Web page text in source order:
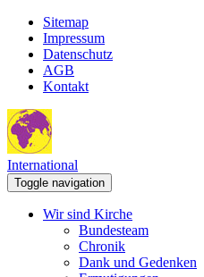
Sitemap
Impressum
Datenschutz
AGB
Kontakt
International
Toggle navigation
Wir sind Kirche
Bundesteam
Chronik
Dank und Gedenken